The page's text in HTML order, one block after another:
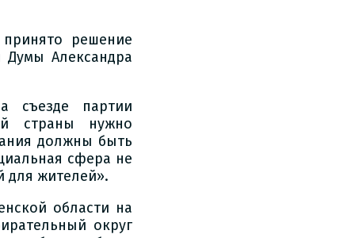
решение
Думы Александра
съезде партии
страны нужно
должны быть
сфера не
жителей».
области на
округ